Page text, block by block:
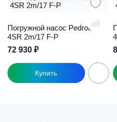
Погружной насос Pedrollo
4SR 2m/17 F-P
72 930 ₽